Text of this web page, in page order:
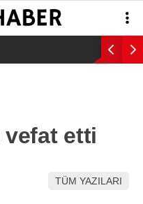
WhatsApp İhbar
Hattı
21.6°
vefat etti
TÜM YAZILARI